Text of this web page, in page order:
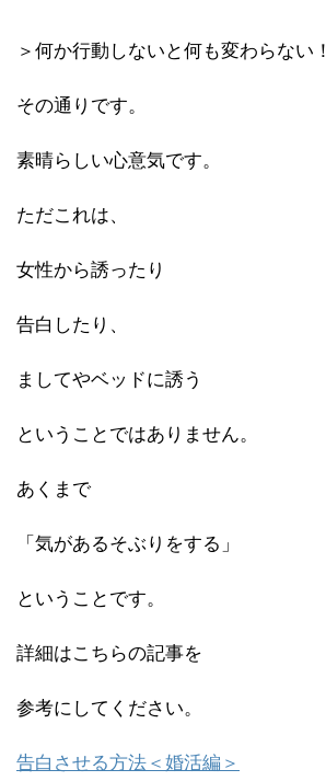
＞何か行動しないと何も変わらない！
その通りです。
素晴らしい心意気です。
ただこれは、
女性から誘ったり
告白したり、
ましてやベッドに誘う
ということではありません。
あくまで
「気があるそぶりをする」
ということです。
詳細はこちらの記事を
参考にしてください。
告白させる方法＜婚活編＞